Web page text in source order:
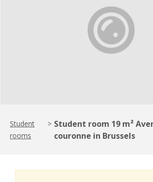
Student
rooms
> Student room 19 m²
couronne in Brussels